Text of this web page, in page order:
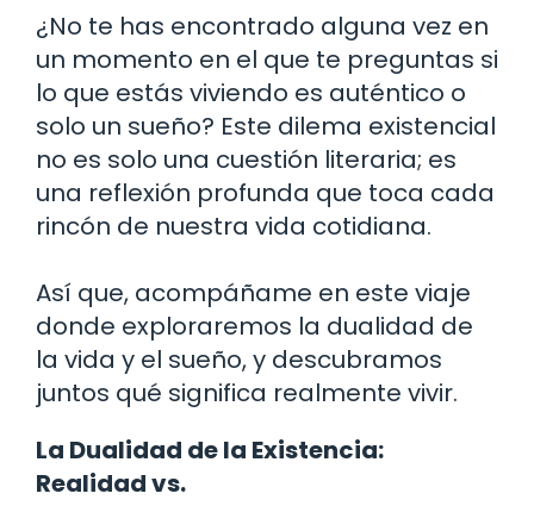
¿No te has encontrado alguna vez en
un momento en el que te preguntas si
lo que estás viviendo es auténtico o
solo un sueño? Este dilema existencial
no es solo una cuestión literaria; es
una reflexión profunda que toca cada
rincón de nuestra vida cotidiana.
Así que, acompáñame en este viaje
donde exploraremos la dualidad de
la vida y el sueño, y descubramos
juntos qué significa realmente vivir.
La Dualidad de la Existencia:
Realidad vs.